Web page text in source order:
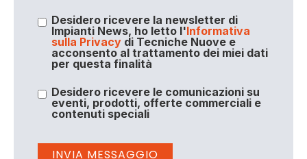
Desidero ricevere la newsletter di
Impianti News, ho letto l'Informativa
sulla Privacydi Tecniche Nuove e
acconsento al trattamento dei miei dati
per questa finalità
Desidero ricevere le comunicazioni su
eventi, prodotti, offerte commerciali e
contenuti speciali